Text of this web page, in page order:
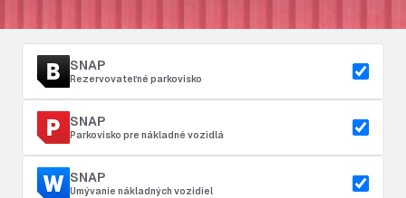
SNAP
Rezervovateľné parkovisko
SNAP
Parkovisko pre nákladné vozidlá
SNAP
Umývanie nákladných vozidiel